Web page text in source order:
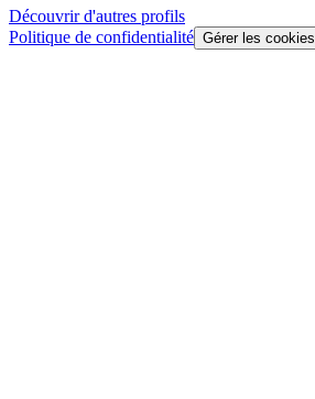
Découvrir d'autres profils
Politique de confidentialité Gérer les cookies